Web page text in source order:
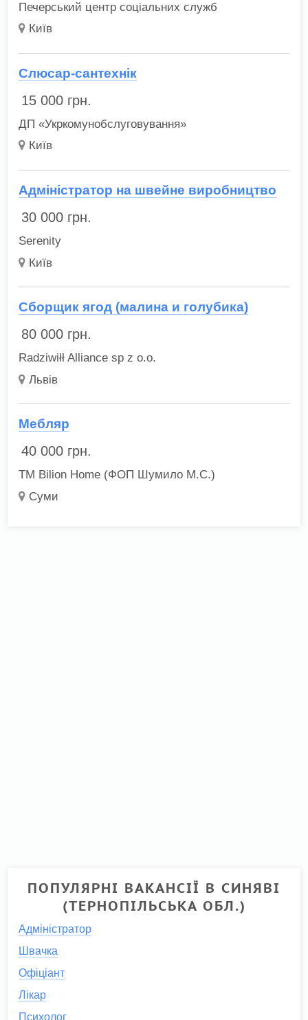
Печерський центр соціальних служб
Київ
Слюсар-сантехнік
15 000 грн.
ДП «Укркомунобслуговування»
Київ
Адміністратор на швейне виробництво
30 000 грн.
Serenity
Київ
Сборщик ягод (малина и голубика)
80 000 грн.
Radziwiłł Alliance sp z o.o.
Львів
Мебляр
40 000 грн.
ТМ Bilion Home (ФОП Шумило М.С.)
Суми
ПОПУЛЯРНІ ВАКАНСІЇ В СИНЯВІ
(ТЕРНОПІЛЬСЬКА ОБЛ.)
Адміністратор
Швачка
Офіціант
Лікар
Психолог